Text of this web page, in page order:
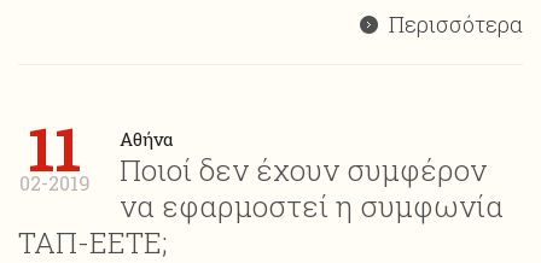
Περισσότερα
11
02-2019
Αθήνα
Ποιοί δεν έχουν συμφέρον
να εφαρμοστεί η συμφωνία
ΤΑΠ-ΕΕΤΕ;